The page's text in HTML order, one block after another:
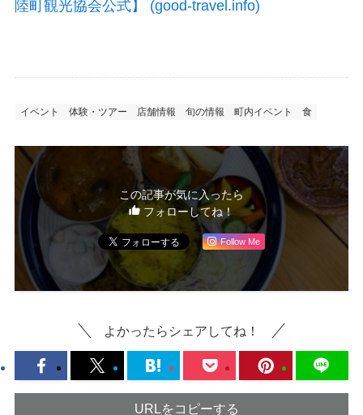
陸町観光協会公式】 (good-travel.info)
イベント 体験・ツアー 店舗情報 旬の情報 町内イベント 食
この記事が気に入ったら
フォローしてね！
Follow Me
よかったらシェアしてね！
URLをコピーする